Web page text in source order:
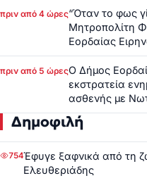
πριν από 4 ώρες“Όταν το φως
Μητροπολίτη
Εορδαίας
πριν από 5 ώρεςΟ Δήμος
εκστρατεία
ασθενής με
Δημοφιλή
754Έφυγε ξαφνικά από τη
Ελευθεριάδης